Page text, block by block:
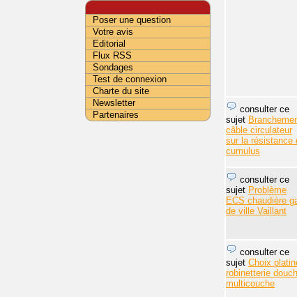
consulter ce
sujet
câble circulateur
sur la résistance
cumulus
consulter ce
sujet Problème
ECS chaudière
de ville Vaillant
consulter ce
sujet Choix
robinetterie
multicouche
Poser une question
Votre avis
Editorial
Flux RSS
Sondages
Test de connexion
Charte du site
Newsletter
Partenaires